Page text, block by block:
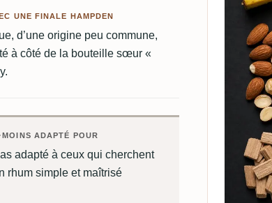
UNE FINALE HAMPDEN
d’une origine peu commune,
à côté de la bouteille sœur «
MOINS ADAPTÉ POUR
adapté à ceux qui cherchent
rhum simple et maîtrisé